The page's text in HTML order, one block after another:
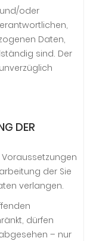
oder
Daten,
sind. Der
DER
Voraussetzungen
der Sie
verlangen.
dürfen
– nur